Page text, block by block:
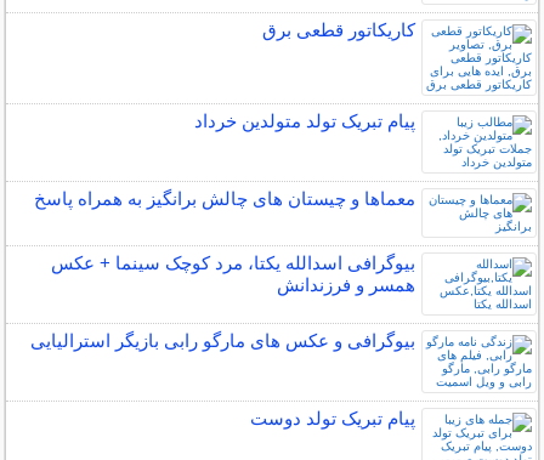
کاریکاتور قطعی برق
پیام تبریک تولد متولدین خرداد
معماها و چیستان های چالش برانگیز به همراه پاسخ
بیوگرافی اسدالله یکتا، مرد کوچک سینما + عکس
همسر و فرزندانش
بیوگرافی و عکس های مارگو رابی بازیگر استرالیایی
پیام تبریک تولد دوست